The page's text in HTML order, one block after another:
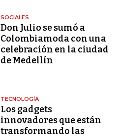
SOCIALES
Don Julio se sumó a
Colombiamoda con una
celebración en la ciudad
de Medellín
TECNOLOGÍA
Los gadgets
innovadores que están
transformando las